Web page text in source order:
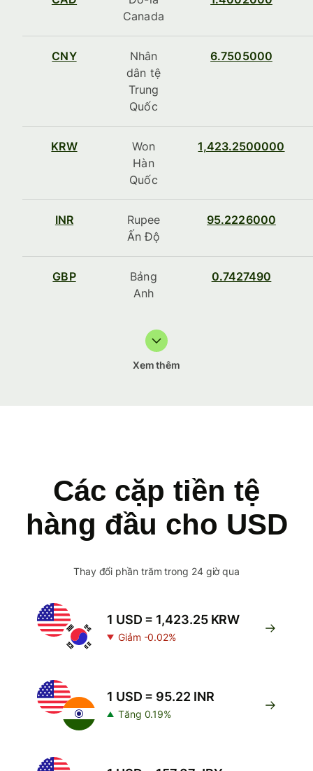
Canada
CNY
Nhân
dân tệ
Trung
Quốc
6.7505000
KRW
Won
Hàn
Quốc
1,423.2500000
INR
Rupee
Ấn Độ
95.2226000
GBP
Bảng
Anh
0.7427490
Xem thêm
Các cặp tiền tệ
hàng đầu cho USD
Thay đổi phần trăm trong 24 giờ qua
1 USD = 1,423.25 KRW
Giảm -0.02%
1 USD = 95.22 INR
Tăng 0.19%